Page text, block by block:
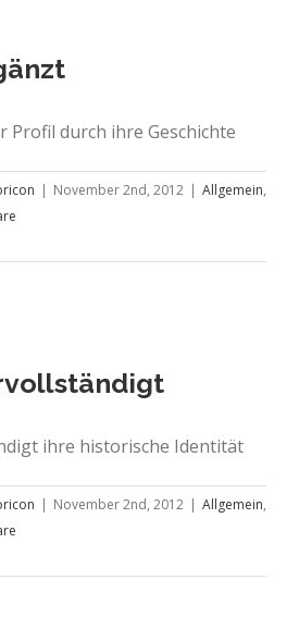
durch ihre Geschichte
| November 2nd, 2012 | Allgemein,
ihre historische Identität
| November 2nd, 2012 | Allgemein,